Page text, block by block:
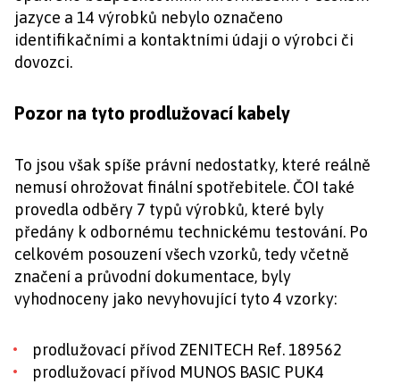
jazyce a 14 výrobků nebylo označeno
identifikačními a kontaktními údaji o výrobci či
dovozci.
Pozor na tyto prodlužovací kabely
To jsou však spíše právní nedostatky, které reálně
nemusí ohrožovat finální spotřebitele. ČOI také
provedla odběry 7 typů výrobků, které byly
předány k odbornému technickému testování. Po
celkovém posouzení všech vzorků, tedy včetně
značení a průvodní dokumentace, byly
vyhodnoceny jako nevyhovující tyto 4 vzorky:
prodlužovací přívod ZENITECH Ref. 189562
prodlužovací přívod MUNOS BASIC PUK4